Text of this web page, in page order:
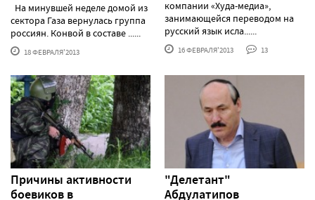
На минувшей неделе домой из
сектора Газа вернулась группа
россиян. Конвой в составе ......
18 ФЕВРАЛЯ'2013
компании «Худа-медиа»,
занимающейся переводом на
русский язык исла......
16 ФЕВРАЛЯ'2013 13
Причины активности
боевиков в
"Делетант"
Абдулатипов